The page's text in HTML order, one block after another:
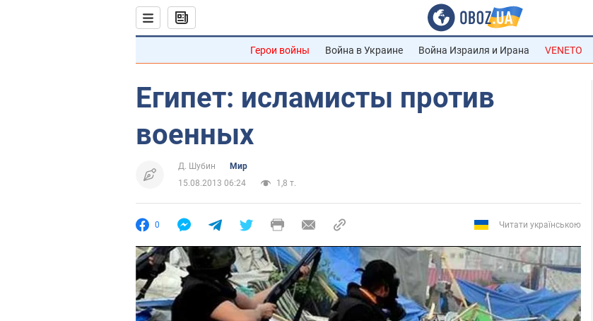
Герои войны Война в Украине Война Израиля и Ирана VENETO
Египет: исламисты против
военных
Д. Шубин
Мир
15.08.2013 06:24
1,8 т.
0 Читати українською